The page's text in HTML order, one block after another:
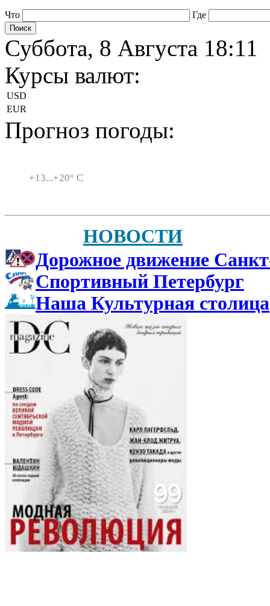
Что Где
Суббота, 8 Августа 18:11
Курсы валют:
USD
EUR
Прогноз погоды:
+13...+20° C
НОВОСТИ
Дорожное движение
Спортивный Петербург
Наша Культурная столица